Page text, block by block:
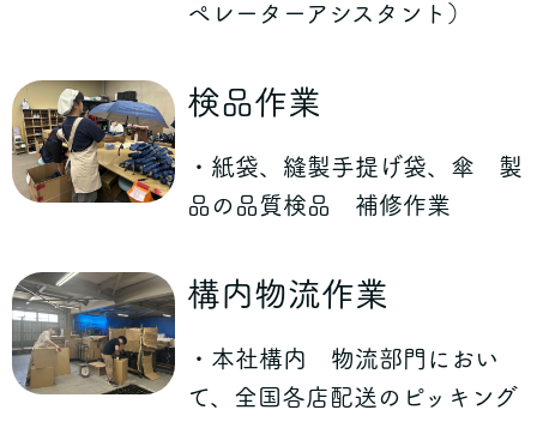
ペレーターアシスタント）
検品作業
・紙袋、縫製手提げ袋、傘 製
品の品質検品 補修作業
構内物流作業
・本社構内 物流部門におい
て、全国各店配送のピッキング